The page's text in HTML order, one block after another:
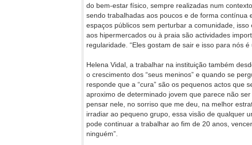
do bem-estar físico, sempre realizadas num
sendo trabalhadas aos poucos e de forma
espaços públicos sem perturbar a comunidade, isso
aos hipermercados ou à praia são actividades
regularidade. “Eles gostam de sair e isso para nós
Helena Vidal, a trabalhar na instituição também
o crescimento dos “seus meninos” e quando se
responde que a “cura” são os pequenos actos que
aproximo de determinado jovem que parece não
pensar nele, no sorriso que me deu, na melhor
irradiar ao pequeno grupo, essa visão de qualquer
pode continuar a trabalhar ao fim de 20 anos,
ninguém”.